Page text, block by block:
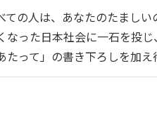
の人は、あなたのたましい
なった日本社会に一石を投
たって」の書き下ろしを加え